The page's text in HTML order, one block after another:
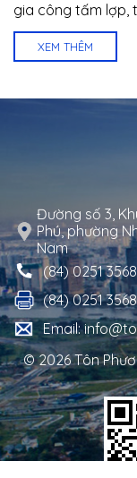
gia công tấm lợp,
XEM THÊM
Đường số 3,
Phú, phường
Nam
(84) 0251
(84) 0251
Email:
© 2026 Tôn